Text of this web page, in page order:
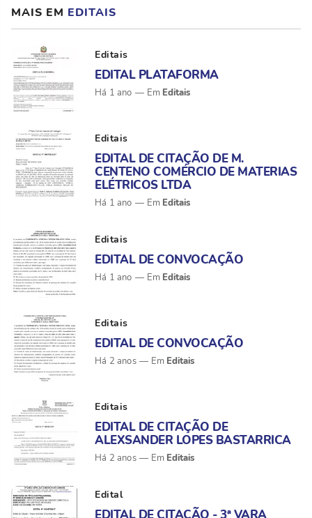
MAIS EM EDITAIS
Editais
EDITAL PLATAFORMA
Há 1 ano Editais
Editais
EDITAL DE CITAÇÃO DE M.
CENTENO COMÉRCIO DE MATERIAS
ELÉTRICOS LTDA
Há 1 ano Editais
Editais
EDITAL DE CONVOCAÇÃO
Há 1 ano Editais
Editais
EDITAL DE CONVOCAÇÃO
Há 2 anos Editais
Editais
EDITAL DE CITAÇÃO DE
ALEXSANDER LOPES BASTARRICA
Há 2 anos Editais
Edital